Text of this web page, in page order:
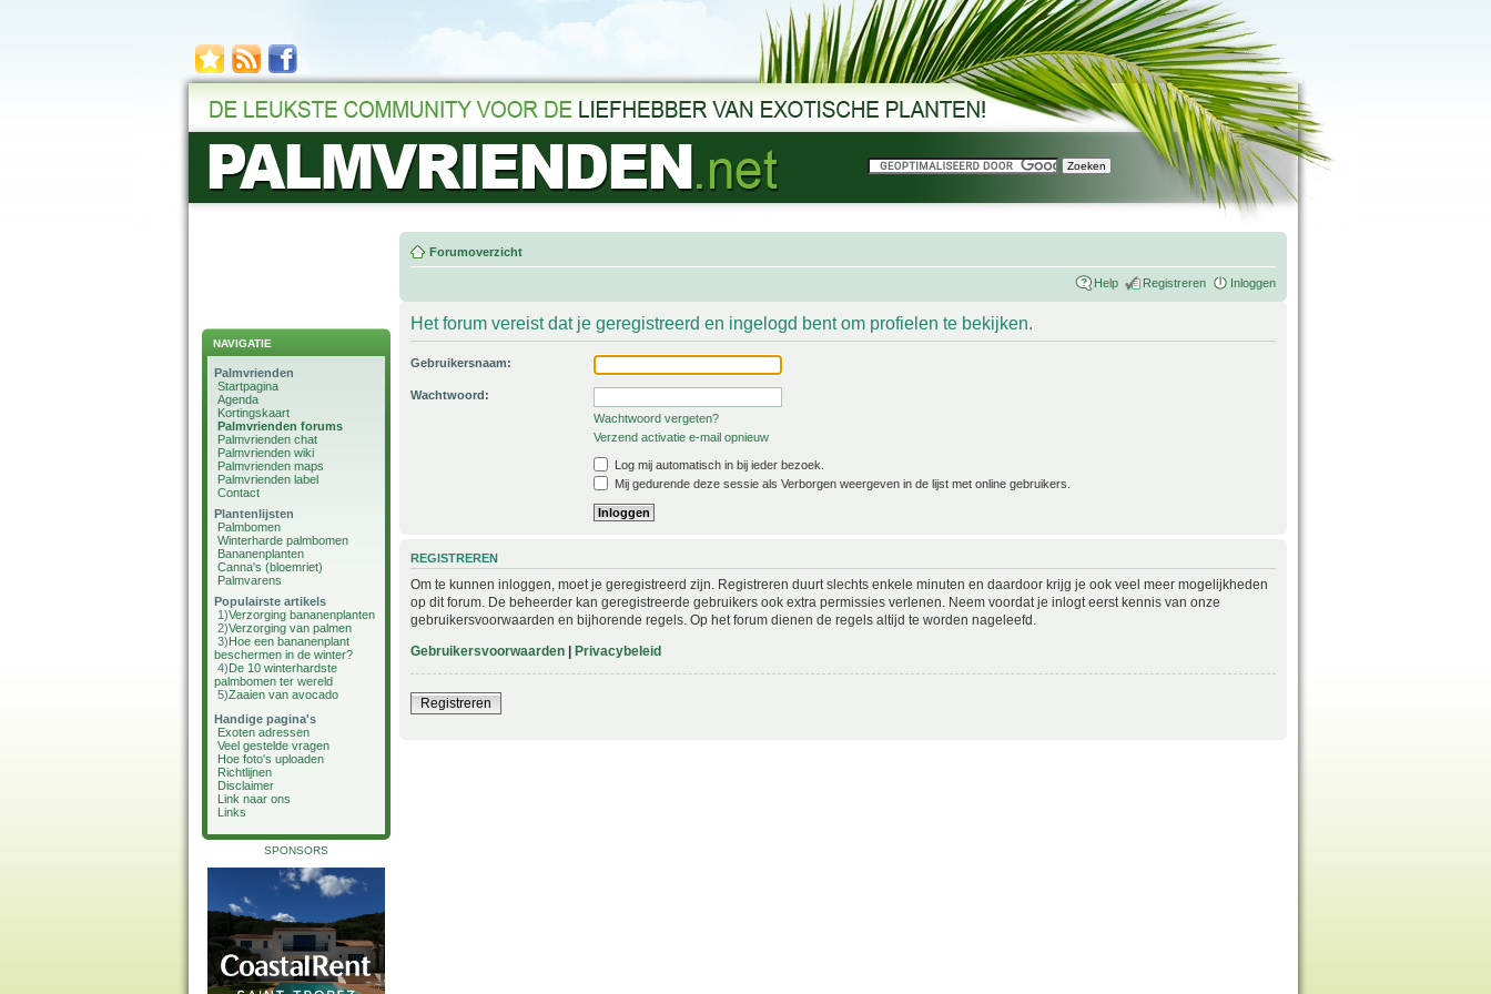
NAVIGATIE
Palmvrienden
Startpagina
Agenda
Kortingskaart
Palmvrienden forums
Palmvrienden chat
Palmvrienden wiki
Palmvrienden maps
Palmvrienden label
Contact
Plantenlijsten
Palmbomen
Winterharde palmbomen
Bananenplanten
Canna's (bloemriet)
Palmvarens
Populairste artikels
1)Verzorging bananenplanten
2)Verzorging van palmen
3)Hoe een bananenplant
beschermen in de winter?
4)De 10 winterhardste
palmbomen ter wereld
5)Zaaien van avocado
Handige pagina's
Exoten adressen
Veel gestelde vragen
Hoe foto's uploaden
Richtlijnen
Disclaimer
Link naar ons
Links
SPONSORS
Forumoverzicht
Help Registreren Inloggen
Het forum vereist dat je geregistreerd en ingelogd bent om profielen te bekijken.
Gebruikersnaam:
Wachtwoord:
Wachtwoord vergeten?
Verzend activatie e-mail opnieuw
Log mij automatisch in bij ieder bezoek.
Mij gedurende deze sessie als Verborgen weergeven in de lijst met online gebruikers.
REGISTREREN
Om te kunnen inloggen, moet je geregistreerd zijn. Registreren duurt slechts enkele minuten en daardoor krijg je ook veel meer mogelijkheden
op dit forum. De beheerder kan geregistreerde gebruikers ook extra permissies verlenen. Neem voordat je inlogt eerst kennis van onze
gebruikersvoorwaarden en bijhorende regels. Op het forum dienen de regels altijd te worden nageleefd.
Gebruikersvoorwaarden | Privacybeleid
Registreren